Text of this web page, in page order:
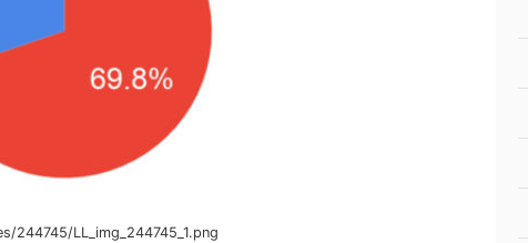
244745/LL_img_244745_1.png